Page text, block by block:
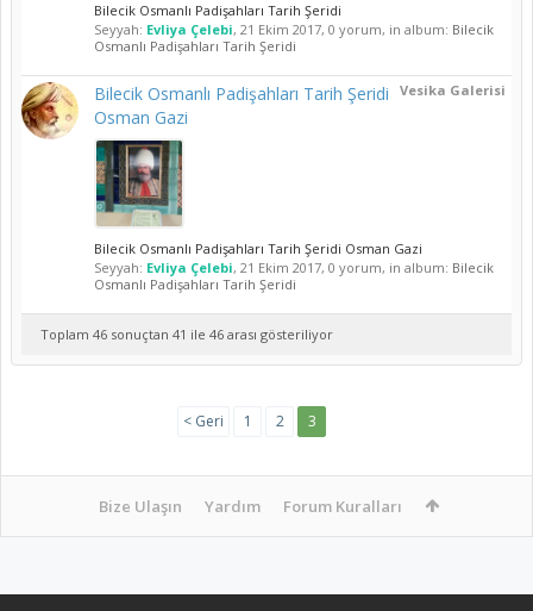
Bilecik Osmanlı Padişahları Tarih Şeridi
Seyyah: Evliya Çelebi, 21 Ekim 2017, 0 yorum, in album: Bilecik
Osmanlı Padişahları Tarih Şeridi
Vesika Galerisi
Bilecik Osmanlı Padişahları Tarih Şeridi
Osman Gazi
Bilecik Osmanlı Padişahları Tarih Şeridi Osman Gazi
Seyyah: Evliya Çelebi, 21 Ekim 2017, 0 yorum, in album: Bilecik
Osmanlı Padişahları Tarih Şeridi
Toplam 46 sonuçtan 41 ile 46 arası gösteriliyor
< Geri 1 2 3
Bize Ulaşın Yardım Forum Kuralları